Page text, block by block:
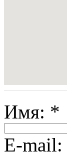
Имя: *
E-mail: